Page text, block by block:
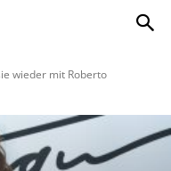
wieder mit Roberto